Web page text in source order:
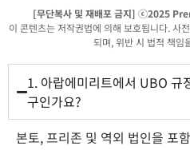
[무단복사 및 재배포 금지] ⓒ2025
이 콘텐츠는 저작권법에 의해 보호됩니다. 사
되며, 위반 시 법적 책임
1. 아랍에미리트에서 UBO 규
구인가요?
본토, 프리존 및 역외 법인을 포